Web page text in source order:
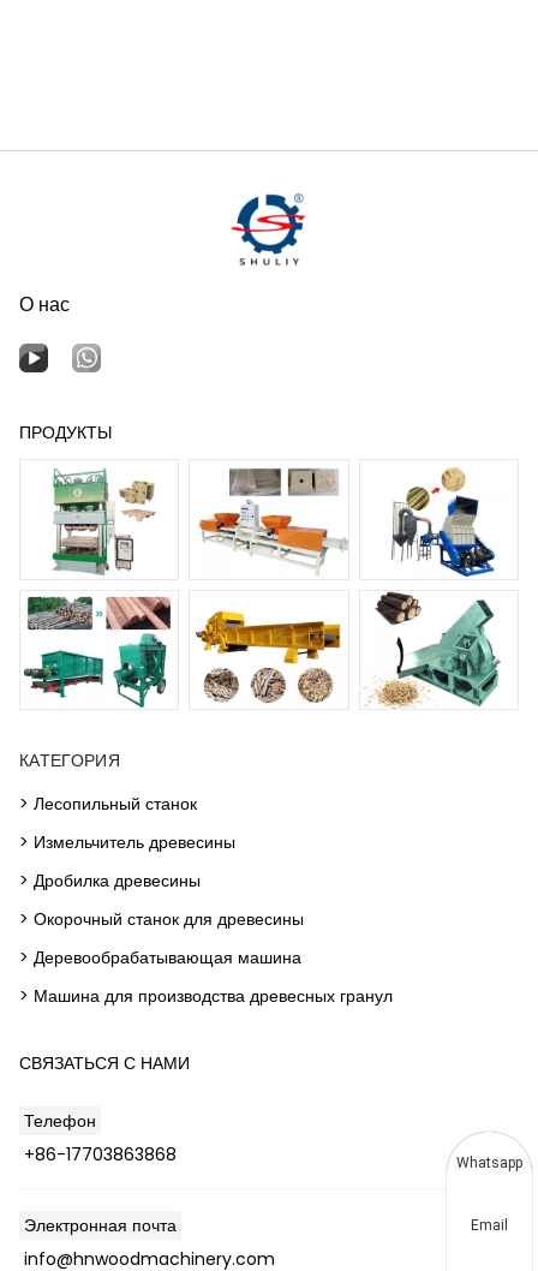
О нас
ПРОДУКТЫ
КАТЕГОРИЯ
> Лесопильный станок
> Измельчитель древесины
> Дробилка древесины
> Окорочный станок для древесины
> Деревообрабатывающая машина
> Машина для производства древесных гранул
СВЯЗАТЬСЯ С НАМИ
Телефон
+86-17703863868
Электронная почта
info@hnwoodmachinery.com
Whatsapp
Email